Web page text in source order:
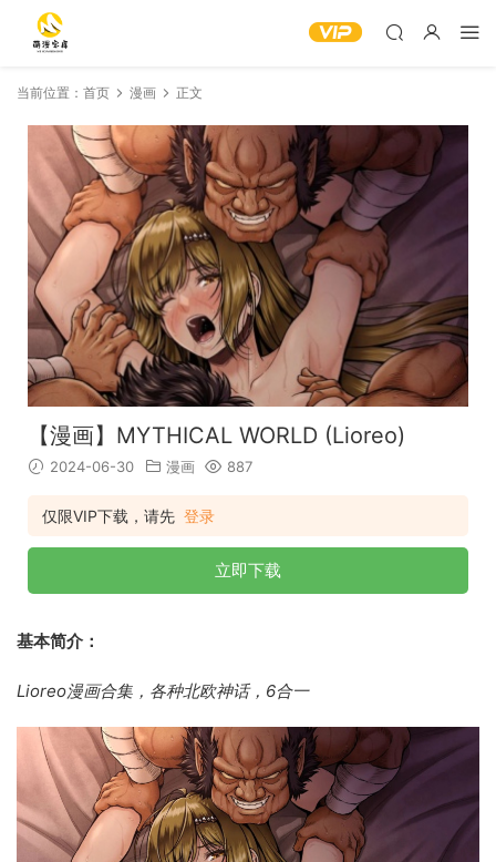
当前位置： 首页 漫画 正文
【漫画】MYTHICAL WORLD (Lioreo)
2024-06-30 漫画 887
仅限VIP下载，请先 登录
立即下载
基本简介：
Lioreo漫画合集，各种北欧神话，6合一